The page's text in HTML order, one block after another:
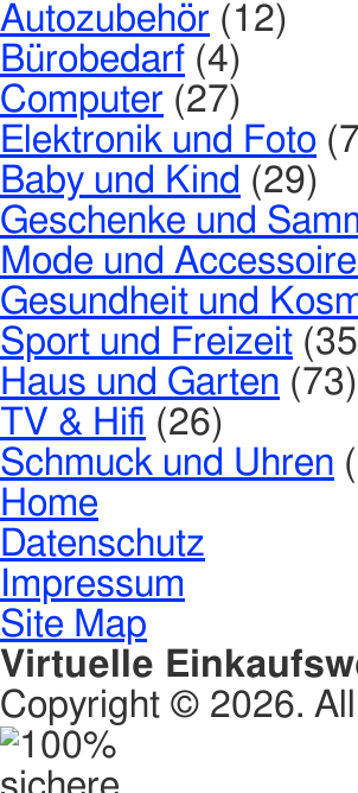
Autozubehör (12)
Bürobedarf (4)
Computer (27)
Elektronik und Foto
Baby und Kind (29)
Geschenke und
Mode und
Gesundheit und
Sport und Freizeit
Haus und Garten (73)
TV & Hifi (26)
Schmuck und Uhren
Home
Datenschutz
Impressum
Site Map
Virtuelle
Copyright © 2026.